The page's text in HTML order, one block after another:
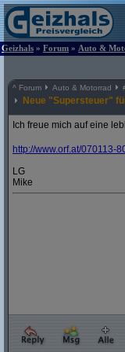
Geizhals » Forum » Auto &
^ Forum Auto & Motorrad
Neue "Supersteuer"
Ich freue mich auf eine
http://www.orf.at/070113-
LG
Mike